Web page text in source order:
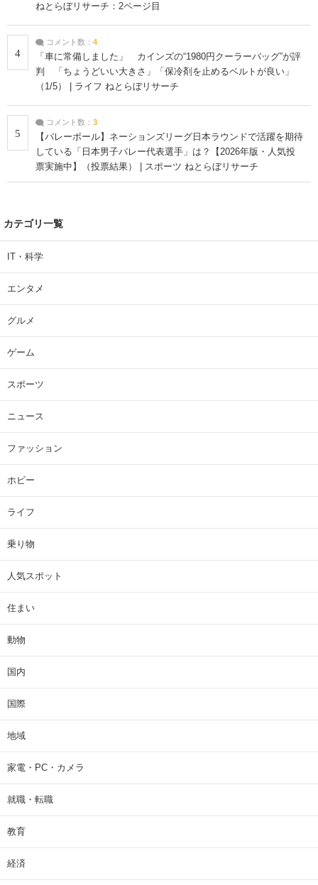
ねとらぼリサーチ：2ページ目
4
コメント数： 4
「車に常備しました」 カインズの“1980円クーラーバッグ”が評
判 「ちょうどいい大きさ」「保冷剤を止めるベルトが良い」
（1/5） | ライフ ねとらぼリサーチ
5
コメント数： 3
【バレーボール】ネーションズリーグ日本ラウンドで活躍を期待
している「日本男子バレー代表選手」は？【2026年版・人気投
票実施中】（投票結果） | スポーツ ねとらぼリサーチ
カテゴリ一覧
IT・科学
エンタメ
グルメ
ゲーム
スポーツ
ニュース
ファッション
ホビー
ライフ
乗り物
人気スポット
住まい
動物
国内
国際
地域
家電・PC・カメラ
就職・転職
教育
経済